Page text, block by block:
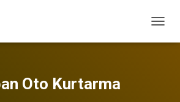
E
Oto Kurtarma